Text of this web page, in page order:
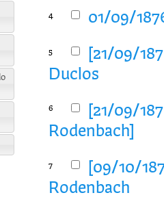
4 01/09/
5
[21/09/
Duclos
6
[21/09/
Rodenbach]
7
[09/10/
Rodenbach